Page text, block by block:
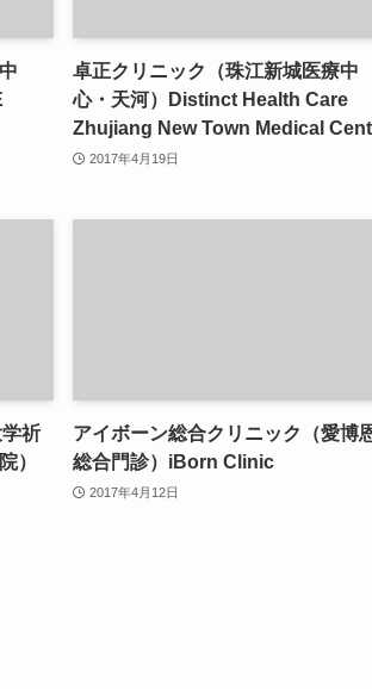
卓正クリニック（珠江新城医療中
心・天河）Distinct Health Care
Zhujiang New Town Medical
2017年4月19日
祈
）
アイボーン総合クリニック（愛博
総合門診）iBorn Clinic
2017年4月12日